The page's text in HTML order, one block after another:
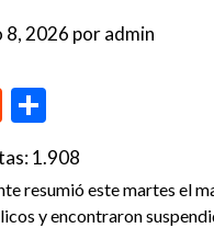
8, 2026 poradmin
Reddit
1.908
resumió este martes el
y encontraron